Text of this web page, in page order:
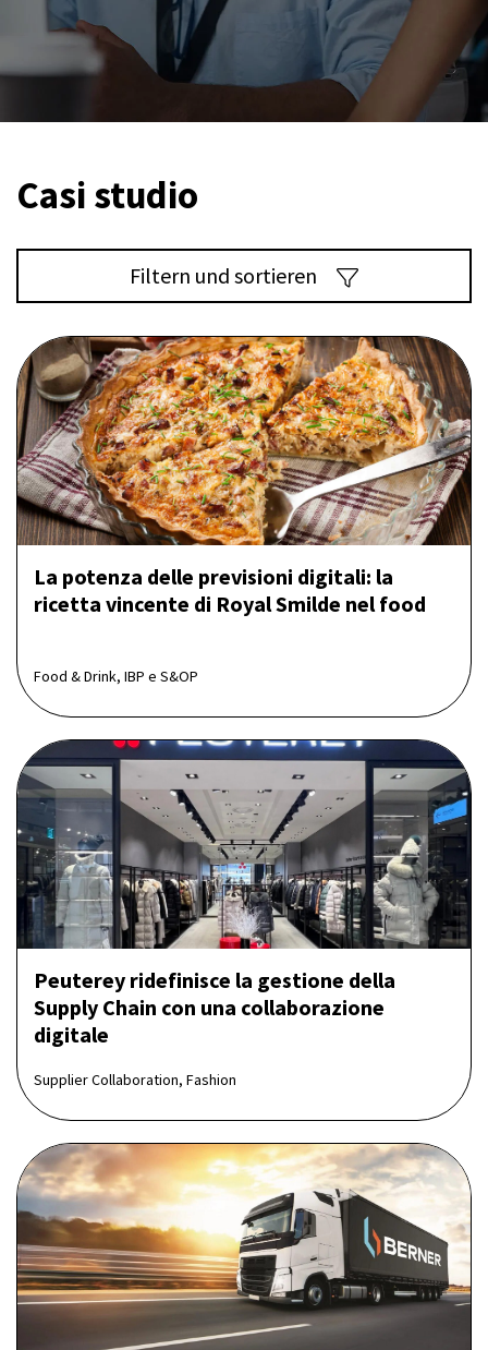
Casi studio
Filtern und sortieren
La potenza delle previsioni digitali: la
ricetta vincente di Royal Smilde nel food
Food & Drink, IBP e S&OP
Peuterey ridefinisce la gestione della
Supply Chain con una collaborazione
digitale
Supplier Collaboration, Fashion